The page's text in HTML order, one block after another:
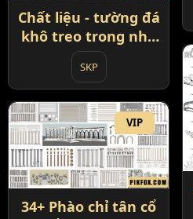
Chất liệu - tường đá
khô treo trong nhà
và ngoài trời
SKP
VIP
34+ Phào chỉ tân cổ